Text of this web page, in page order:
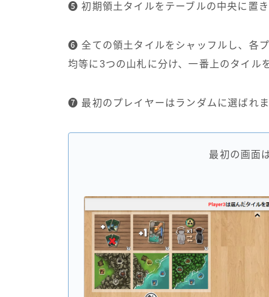
➎ 初期領土タイルをテーブルの中央に置き
➏ 全ての領土タイルをシャッフルし、各
均等に3つの山札に分け、一番上のタイル
➐ 最初のプレイヤーはランダムに選ばれま
最初の画面